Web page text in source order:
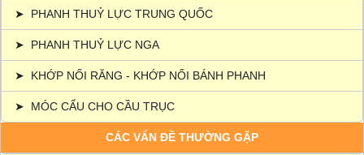
➤ PHANH THUỶ LỰC TRUNG QUỐC
➤ PHANH THUỶ LỰC NGA
➤ KHỚP NỐI RĂNG - KHỚP NỐI BÁNH PHANH
➤ MÓC CẨU CHO CẦU TRỤC
CÁC VẤN ĐỀ THƯỜNG GẶP